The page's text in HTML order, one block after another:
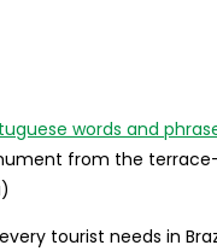
from the
tourist needs in